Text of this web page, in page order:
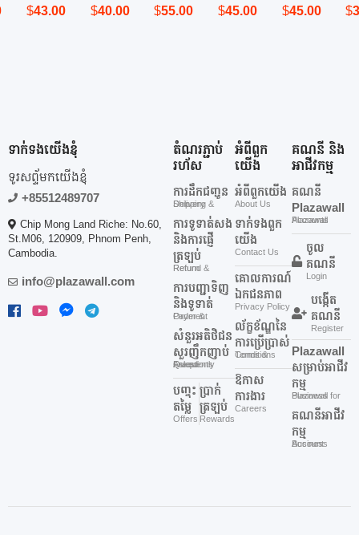
Support
$43.00
ព្យាលបាល
$40.00
Support
$55.00
សាច់
$45.00
180គ្រាប់
$45.00
$
ទាក់ទងយើងខ្ញុំ
ទូរសព្ទ័មកយើងខ្ញុំ
+85512489707
Chip Mong Land Riche: No.60,
St.M06, 120909, Phnom Penh,
Cambodia.
info@plazawall.com
តំណរភ្ជាប់
រហ័ស
ការដឹកជញ្ជូន
Shipping & Delivery
ការទូទាត់សង
និងការផ្ញើ
ត្រឡប់
Refund & Return
ការបញ្ជាទិញ
និងទូទាត់
Order & Payment
សំនួរអតិថិជន
សួរញឹកញាប់
Frequently Asked Questions
បញ្ចុះ
តម្លៃ
Offers
ប្រាក់
ត្រឡប់
Rewards
អំពីពួក
យើង
អំពីពួកយើង
About Us
ទាក់ទងពួក
យើង
Contact Us
គោលការណ៍
ឯកជនភាព
Privacy Policy
ល័ក្ខខ័ណ្ឌនៃ
ការប្រើប្រាស់
Terms & Conditions
ឱកាស
ការងារ
Careers
គណនី និង
អាជីវកម្ម
គណនី
Plazawall
Plazawall Accounts
ចូល
គណនី
Login
បង្កើត
គណនី
Register
Plazawall
សម្រាប់អាជីវ
កម្ម
Plazawall for Business
គណនីអាជីវ
កម្ម
Business Account